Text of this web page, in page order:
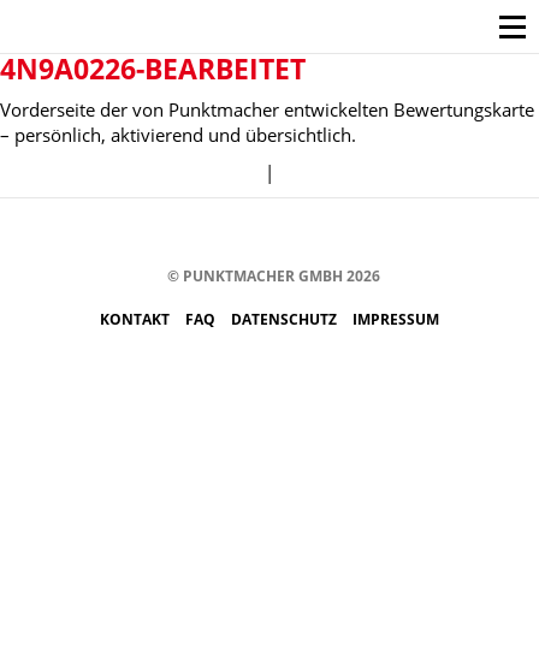
4N9A0226-BEARBEITET
Vorderseite der von Punktmacher entwickelten Bewertungskarte
– persönlich, aktivierend und übersichtlich.
|
© PUNKTMACHER GMBH 2026
KONTAKT FAQ DATENSCHUTZ IMPRESSUM